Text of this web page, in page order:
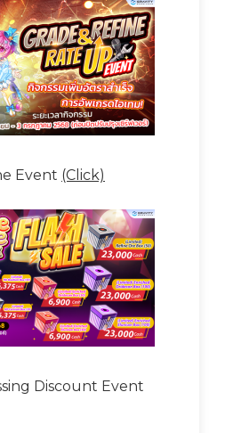
Event (Click)
Discount Event